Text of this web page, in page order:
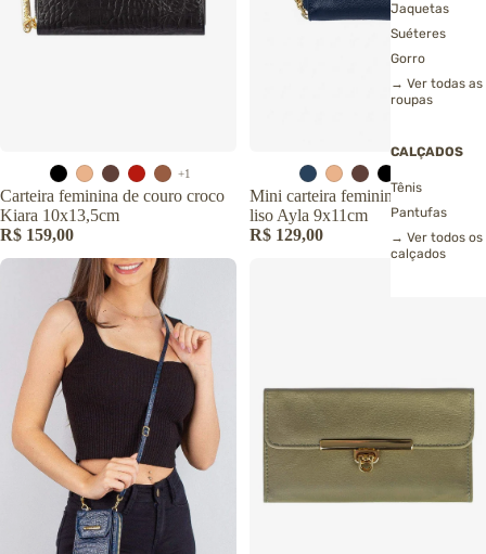
Jaquetas
Suéteres
Gorro
→ Ver todas as
roupas
CALÇADOS
Tênis
Pantufas
→ Ver todos os
calçados
+1
Carteira feminina de couro croco
Kiara 10x13,5cm
R$ 159,00
Mini carteira feminina de couro
liso Ayla 9x11cm
R$ 129,00